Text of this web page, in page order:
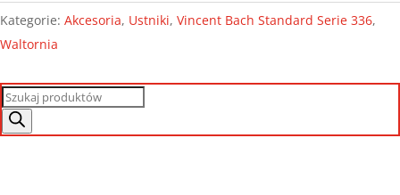
Kategorie: Akcesoria, Ustniki, Vincent Bach Standard Serie 336,
Waltornia
Wyszukiwarka
produktów